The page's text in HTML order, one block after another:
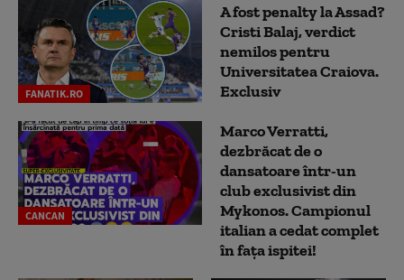
FANATIK.RO
A fost penalty la Assad?
Cristi Balaj, verdict
nemilos pentru
Universitatea Craiova.
Exclusiv
CANCAN
Marco Verratti,
dezbrăcat de o
dansatoare într-un
club exclusivist din
Mykonos. Campionul
italian a cedat complet
în fața ispitei!